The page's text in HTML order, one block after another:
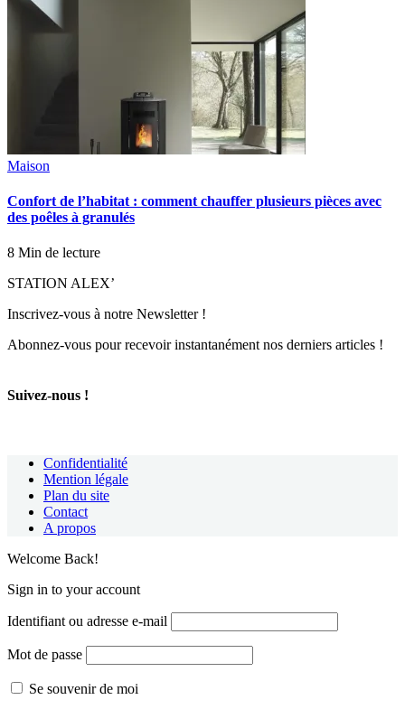
Maison
Confort de l’habitat : comment chauffer plusieurs pièces avec
des poêles à granulés
8 Min de lecture
STATION ALEX’
Inscrivez-vous à notre Newsletter !
Abonnez-vous pour recevoir instantanément nos derniers articles !
Suivez-nous !
Confidentialité
Mention légale
Plan du site
Contact
A propos
Welcome Back!
Sign in to your account
Identifiant ou adresse e-mail
Mot de passe
Se souvenir de moi